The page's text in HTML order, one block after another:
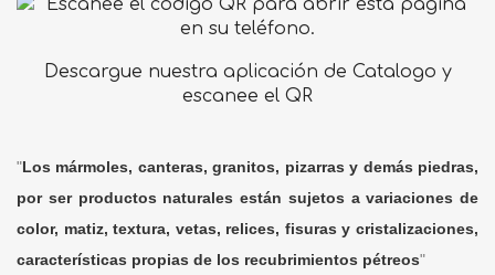
Descargue nuestra aplicación de Catalogo y
escanee el QR
"Los mármoles, canteras, granitos, pizarras y demás piedras,
por ser productos naturales están sujetos a variaciones de
color, matiz, textura, vetas, relices, fisuras y cristalizaciones,
características propias de los recubrimientos pétreos"